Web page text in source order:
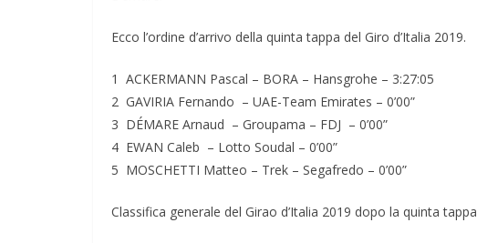
Ecco l’ordine d’arrivo della quinta tappa del Giro d’Italia 2019.
1 ACKERMANN Pascal – BORA – Hansgrohe – 3:27:05
2 GAVIRIA Fernando – UAE-Team Emirates – 0’00”
3 DÉMARE Arnaud – Groupama – FDJ – 0’00”
4 EWAN Caleb – Lotto Soudal – 0’00”
5 MOSCHETTI Matteo – Trek – Segafredo – 0’00”
Classifica generale del Girao d’Italia 2019 dopo la quinta tappa